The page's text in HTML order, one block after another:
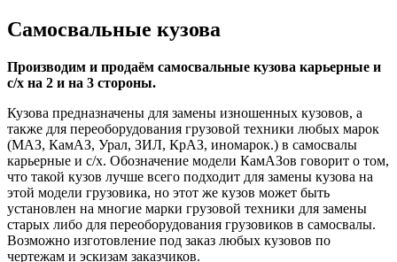
Самосвальные кузова
Производим и продаём самосвальные кузова карьерные и
с/х на 2 и на 3 стороны.
Кузова предназначены для замены изношенных кузовов, а
также для переоборудования грузовой техники любых марок
(МАЗ, КамАЗ, Урал, ЗИЛ, КрАЗ, иномарок.) в самосвалы
карьерные и с/х. Обозначение модели КамАЗов говорит о том,
что такой кузов лучше всего подходит для замены кузова на
этой модели грузовика, но этот же кузов может быть
установлен на многие марки грузовой техники для замены
старых либо для переоборудования грузовиков в самосвалы.
Возможно изготовление под заказ любых кузовов по
чертежам и эскизам заказчиков.